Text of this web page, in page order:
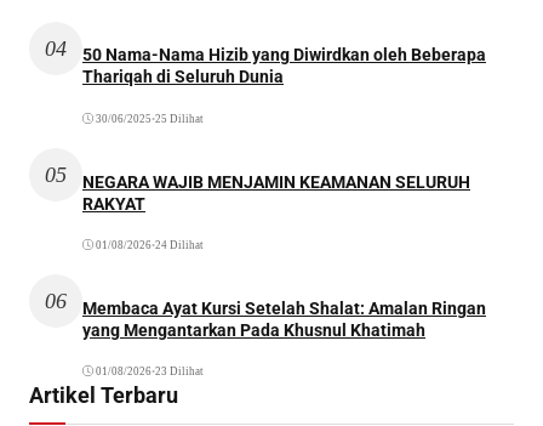
04
50 Nama-Nama Hizib yang Diwirdkan oleh Beberapa
Thariqah di Seluruh Dunia
30/06/2025 •25 Dilihat
05
NEGARA WAJIB MENJAMIN KEAMANAN SELURUH
RAKYAT
01/08/2026•24 Dilihat
06
Membaca Ayat Kursi Setelah Shalat: Amalan Ringan
yang Mengantarkan Pada Khusnul Khatimah
01/08/2026•23 Dilihat
Artikel Terbaru